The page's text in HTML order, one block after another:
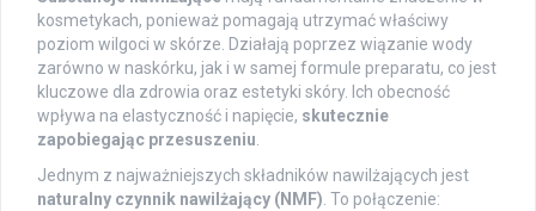
kosmetykach, ponieważ pomagają utrzymać właściwy
poziom wilgoci w skórze. Działają poprzez wiązanie wody
zarówno w naskórku, jak i w samej formule preparatu, co jest
kluczowe dla zdrowia oraz estetyki skóry. Ich obecność
wpływa na elastyczność i napięcie, skutecznie
zapobiegając przesuszeniu.
Jednym z najważniejszych składników nawilżających jest
naturalny czynnik nawilżający (NMF). To połączenie: